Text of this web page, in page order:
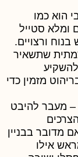
כמו
סטייל
ורצויים.
שתשאיר
מזמין כדי
להיבט
בבניין
אילו